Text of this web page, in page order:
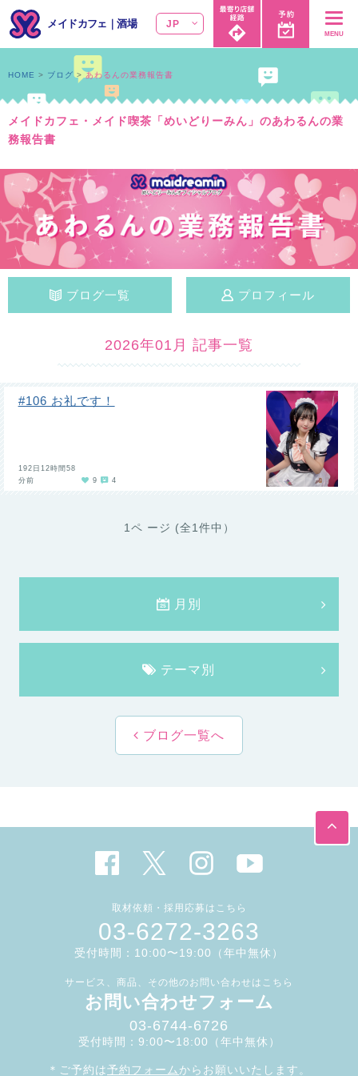
メイドカフェ ｜酒場 JP
MENU
メイドカフェ・メイド喫茶「めいどりーみん」のあわるんの業
務報告書
HOME ブログ あわるんの業務報告書
ブログ一覧 プロフィール
2026年01月 記事一覧
#106 お礼です！
192日12時間58
分前
9 4
1ペ ージ (全1件中）
月別
テーマ別
ブログ一覧へ
取材依頼・採用応募はこちら
03-6272-3263
受付時間：10:00〜19:00（年中無休）
サービス、商品、その他のお問い合わせはこちら
お問い合わせフォーム
03-6744-6726
受付時間：9:00〜18:00（年中無休）
＊ご予約は予約フォーム からお願いいたします。